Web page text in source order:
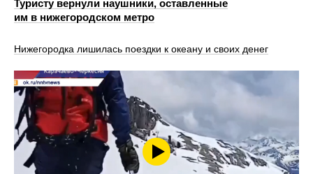
Туристу вернули наушники, оставленные
им в нижегородском метро
Нижегородка лишилась поездки к океану и своих денег